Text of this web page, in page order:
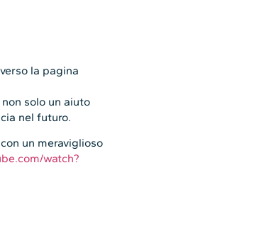
la pagina
solo un aiuto
nel futuro.
un meraviglioso
watch?